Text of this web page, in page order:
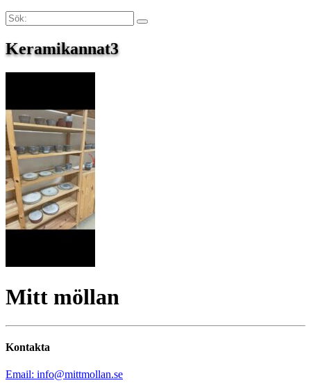
Sök:
Search
Keramikannat3
Mitt möllan
Kontakta
Email: info@mittmollan.se